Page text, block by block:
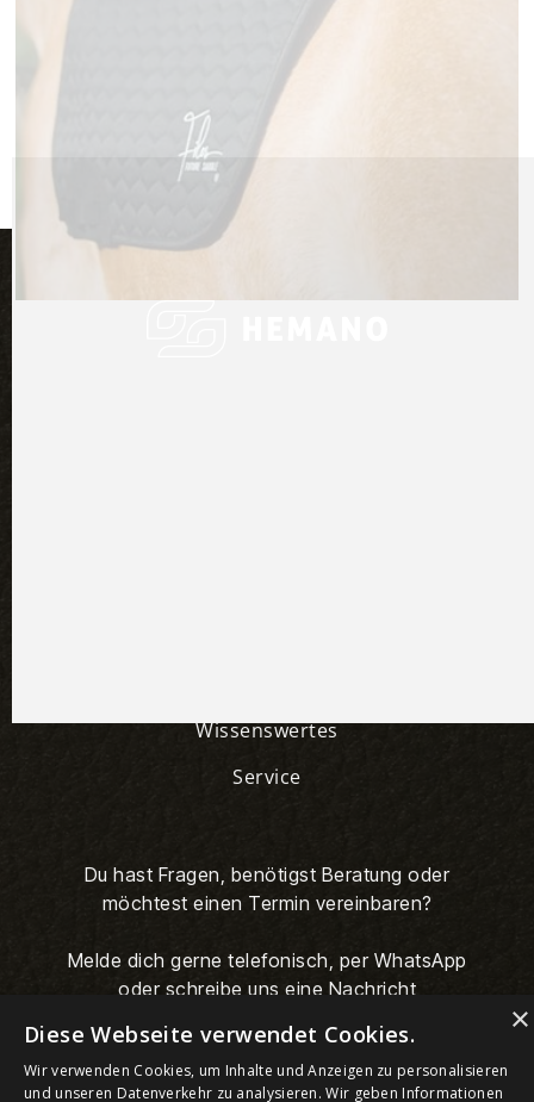
MEHR ERFAHREN
Wissenswertes
Service
Du hast Fragen, benötigst Beratung oder
möchtest einen Termin vereinbaren?
Melde dich gerne telefonisch, per WhatsApp
oder schreibe uns eine Nachricht
×
Diese Webseite verwendet Cookies.
Wir verwenden Cookies, um Inhalte und Anzeigen zu personalisieren
und unseren Datenverkehr zu analysieren. Wir geben Informationen